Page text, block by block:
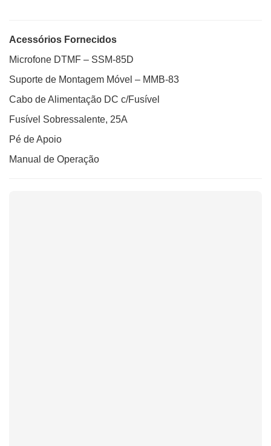
Acessórios Fornecidos
Microfone DTMF – SSM-85D
Suporte de Montagem Móvel – MMB-83
Cabo de Alimentação DC c/Fusível
Fusível Sobressalente, 25A
Pé de Apoio
Manual de Operação